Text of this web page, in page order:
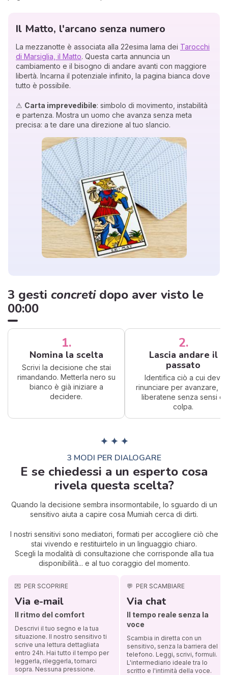
Il Matto, l'arcano senza numero
La mezzanotte è associata alla 22esima lama dei Tarocchi
di Marsiglia, il Matto. Questa carta annuncia un
cambiamento e il bisogno di andare avanti con maggiore
libertà. Incarna il potenziale infinito, la pagina bianca dove
tutto è possibile.
⚠ Carta imprevedibile: simbolo di movimento, instabilità
e partenza. Mostra un uomo che avanza senza meta
precisa: a te dare una direzione al tuo slancio.
3 gesti concretidopo aver visto le
00:00
1.
Nomina la scelta
Scrivi la decisione che stai
rimandando. Metterla nero su
bianco è già iniziare a
decidere.
2.
Lascia andare il
passato
Identifica ciò a cui devi
rinunciare per avanzare,
liberatene senza sensi di
colpa.
✦ ✦ ✦
3 MODI PER DIALOGARE
E se chiedessi a un esperto cosa
rivela questa scelta?
Quando la decisione sembra insormontabile, lo sguardo di un
sensitivo aiuta a capire cosa Mumiah cerca di dirti.
I nostri sensitivi sono mediatori, formati per accogliere ciò che
stai vivendo e restituirtelo in un linguaggio chiaro.
Scegli la modalità di consultazione che corrisponde alla tua
disponibilità... e al tuo coraggio del momento.
💌 PER SCOPRIRE
Via e-mail
Il ritmo del comfort
Descrivi il tuo segno e la tua
situazione. Il nostro sensitivo ti
scrive una lettura dettagliata
entro 24h. Hai tutto il tempo per
leggerla, rileggerla, tornarci
sopra. Nessuna pressione.
💬 PER SCAMBIARE
Via chat
Il tempo reale senza la
voce
Scambia in diretta con un
sensitivo, senza la barriera del
telefono. Leggi, scrivi, formuli.
L'intermediario ideale tra lo
scritto e l'intimità della voce.